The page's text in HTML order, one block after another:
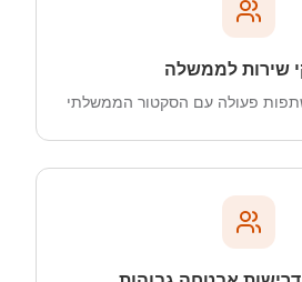
שירות לממשלה
פעולה עם הסקטור הממשלתי